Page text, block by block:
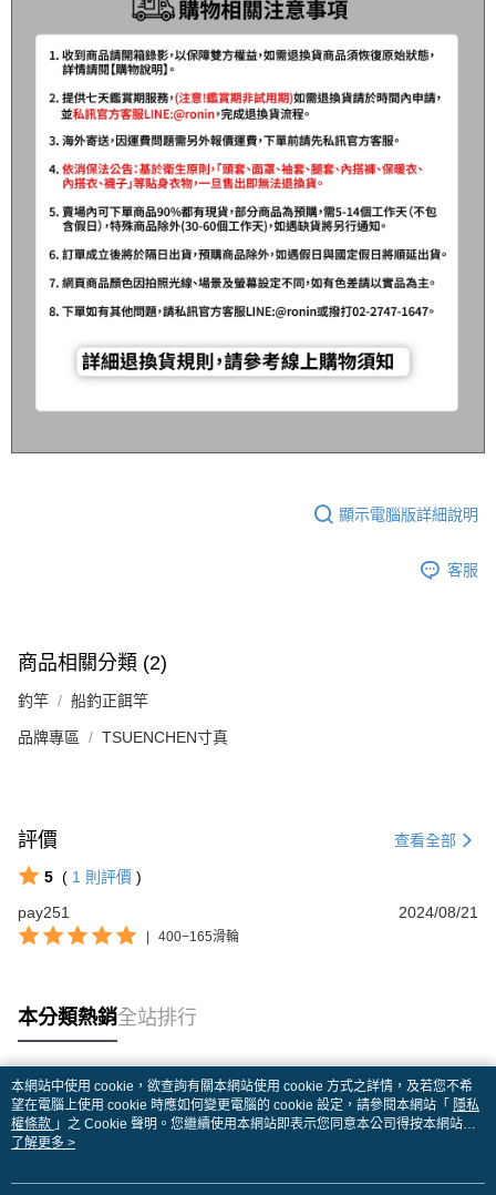
顯示電腦版詳細說明
客服
商品相關分類 (2)
釣竿 船釣正餌竿
品牌專區 TSUENCHEN寸真
評價 查看全部
5 ( 1 則評價 )
pay251
2024/08/21
400−165滑輪
本分類熱銷全站排行
熱門標籤
本網站中使用 cookie，欲查詢有關本網站使用 cookie 方式之詳情，及若您不希
望在電腦上使用 cookie 時應如何變更電腦的 cookie 設定，請參閱本網站「 隱私
權條款 」之 Cookie 聲明。您繼續使用本網站即表示您同意本公司得按本網站使
用條款之 Cookie 聲明使用 cookie。
了解更多 >